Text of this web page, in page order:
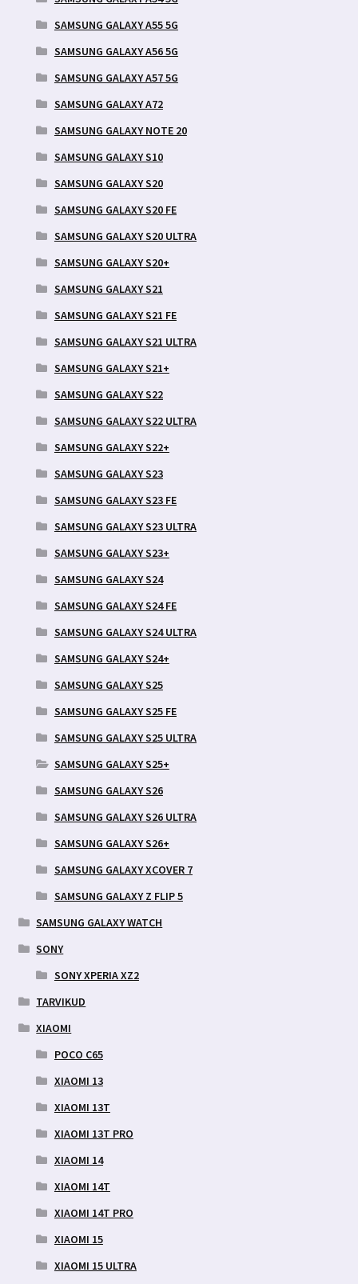
SAMSUNG GALAXY A55 5G
SAMSUNG GALAXY A56 5G
SAMSUNG GALAXY A57 5G
SAMSUNG GALAXY A72
SAMSUNG GALAXY NOTE 20
SAMSUNG GALAXY S10
SAMSUNG GALAXY S20
SAMSUNG GALAXY S20 FE
SAMSUNG GALAXY S20 ULTRA
SAMSUNG GALAXY S20+
SAMSUNG GALAXY S21
SAMSUNG GALAXY S21 FE
SAMSUNG GALAXY S21 ULTRA
SAMSUNG GALAXY S21+
SAMSUNG GALAXY S22
SAMSUNG GALAXY S22 ULTRA
SAMSUNG GALAXY S22+
SAMSUNG GALAXY S23
SAMSUNG GALAXY S23 FE
SAMSUNG GALAXY S23 ULTRA
SAMSUNG GALAXY S23+
SAMSUNG GALAXY S24
SAMSUNG GALAXY S24 FE
SAMSUNG GALAXY S24 ULTRA
SAMSUNG GALAXY S24+
SAMSUNG GALAXY S25
SAMSUNG GALAXY S25 FE
SAMSUNG GALAXY S25 ULTRA
SAMSUNG GALAXY S25+
SAMSUNG GALAXY S26
SAMSUNG GALAXY S26 ULTRA
SAMSUNG GALAXY S26+
SAMSUNG GALAXY XCOVER 7
SAMSUNG GALAXY Z FLIP 5
SAMSUNG GALAXY WATCH
SONY
SONY XPERIA XZ2
TARVIKUD
XIAOMI
POCO C65
XIAOMI 13
XIAOMI 13T
XIAOMI 13T PRO
XIAOMI 14
XIAOMI 14T
XIAOMI 14T PRO
XIAOMI 15
XIAOMI 15 ULTRA